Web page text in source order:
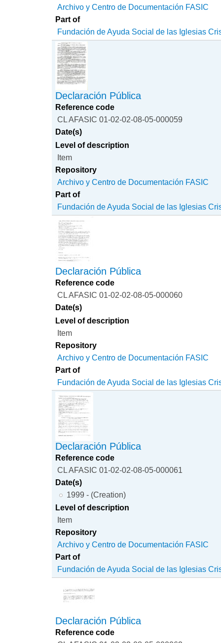
Archivo y Centro de Documentación FASIC
Part of
Fundación de Ayuda Social de las Iglesias
Declaración Pública
Reference code
CL AFASIC 01-02-02-08-05-000059
Date(s)
Level of description
Item
Repository
Archivo y Centro de Documentación FASIC
Part of
Fundación de Ayuda Social de las Iglesias
Declaración Pública
Reference code
CL AFASIC 01-02-02-08-05-000060
Date(s)
Level of description
Item
Repository
Archivo y Centro de Documentación FASIC
Part of
Fundación de Ayuda Social de las Iglesias
Declaración Pública
Reference code
CL AFASIC 01-02-02-08-05-000061
Date(s)
1999 - (Creation)
Level of description
Item
Repository
Archivo y Centro de Documentación FASIC
Part of
Fundación de Ayuda Social de las Iglesias
Declaración Pública
Reference code